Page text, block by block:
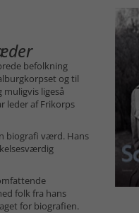
befolkning
og til
ligeså
leder af Frikorps
biografi værd. Hans
folk fra hans
for biografien.